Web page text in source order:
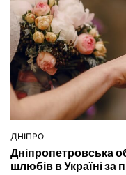
ОПУБЛІКУВАТИ
У
ДНІПРО
Дніпропетровська
шлюбів в Україні за